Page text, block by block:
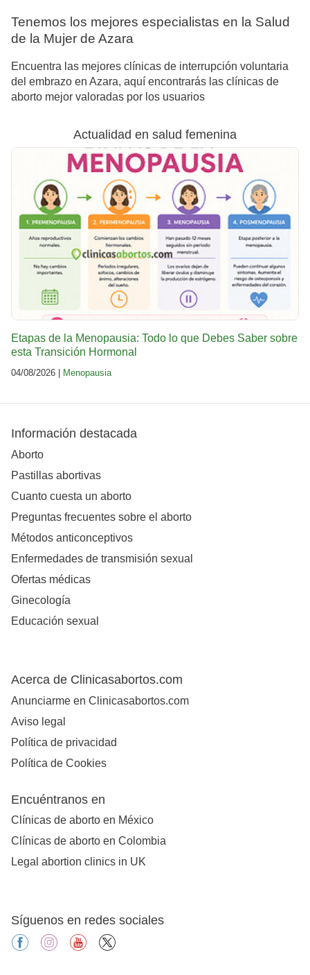
Tenemos los mejores especialistas en la Salud
de la Mujer de Azara
Encuentra las mejores clínicas de interrupción voluntaria
del embrazo en Azara, aquí encontrarás las clínicas de
aborto mejor valoradas por los usuarios
Actualidad en salud femenina
Etapas de la Menopausia: Todo lo que Debes Saber sobre
esta Transición Hormonal
04/08/2026 | Menopausia
Información destacada
Aborto
Pastillas abortivas
Cuanto cuesta un aborto
Preguntas frecuentes sobre el aborto
Métodos anticonceptivos
Enfermedades de transmisión sexual
Ofertas médicas
Ginecología
Educación sexual
Acerca de Clinicasabortos.com
Anunciarme en Clinicasabortos.com
Aviso legal
Política de privacidad
Política de Cookies
Encuéntranos en
Clínicas de aborto en México
Clínicas de aborto en Colombia
Legal abortion clinics in UK
Síguenos en redes sociales
facebookinstagramyoutube